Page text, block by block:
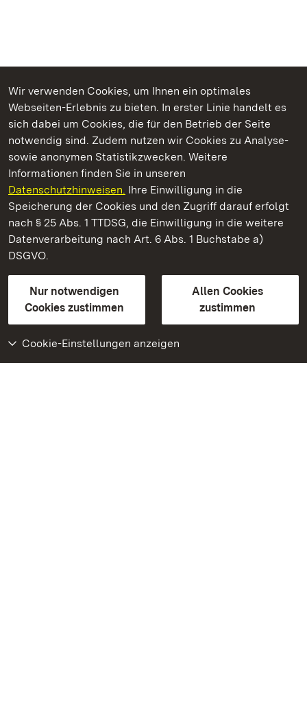
Wir verwenden Cookies, um Ihnen ein optimales
Webseiten-Erlebnis zu bieten. In erster Linie handelt es
sich dabei um Cookies, die für den Betrieb der Seite
notwendig sind. Zudem nutzen wir Cookies zu Analyse-
sowie anonymen Statistikzwecken. Weitere
Informationen finden Sie in unseren
Datenschutzhinweisen. Ihre Einwilligung in die
Speicherung der Cookies und den Zugriff darauf erfolgt
nach § 25 Abs. 1 TTDSG, die Einwilligung in die weitere
Datenverarbeitung nach Art. 6 Abs. 1 Buchstabe a)
DSGVO.
Nur notwendigen
Cookies zustimmen
Allen Cookies
zustimmen
Cookie-Einstellungen anzeigen
Kommen. Staunen. Genießen.
Staatliche Schlösser und Gärten Baden‑Württemberg
Staatliche Schlösser und Gärten Baden-Württemberg
Kontakt
GebärdenspracheLeichte Sprache
Erklärung zur Barrierefreiheit
BITV-konform (geprüfte Seiten)
Weiteres